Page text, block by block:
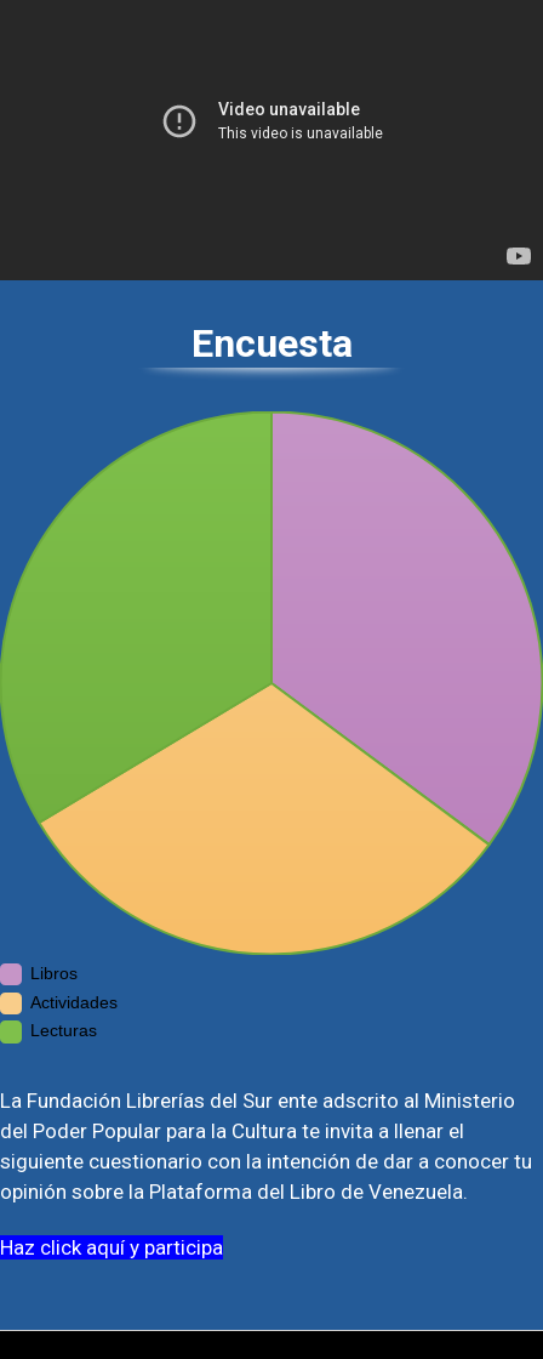
Encuesta
Libros
Actividades
Lecturas
La Fundación Librerías del Sur ente adscrito al Ministerio
del Poder Popular para la Cultura te invita a llenar el
siguiente cuestionario con la intención de dar a conocer tu
opinión sobre la Plataforma del Libro de Venezuela.
Haz click aquí y participa